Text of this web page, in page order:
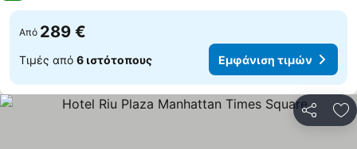
Από 289 €
Τιμές από 6 ιστότοπους Εμφάνιση τιμών